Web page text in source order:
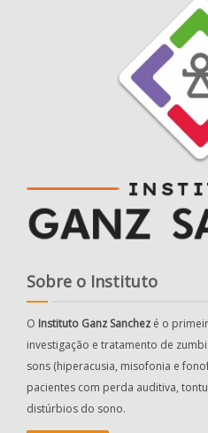
Sobre o Instituto
O Instituto Ganz Sanchez é o
investigação e tratamento de
sons (hiperacusia, misofonia e
pacientes com perda auditiva,
distúrbios do sono.